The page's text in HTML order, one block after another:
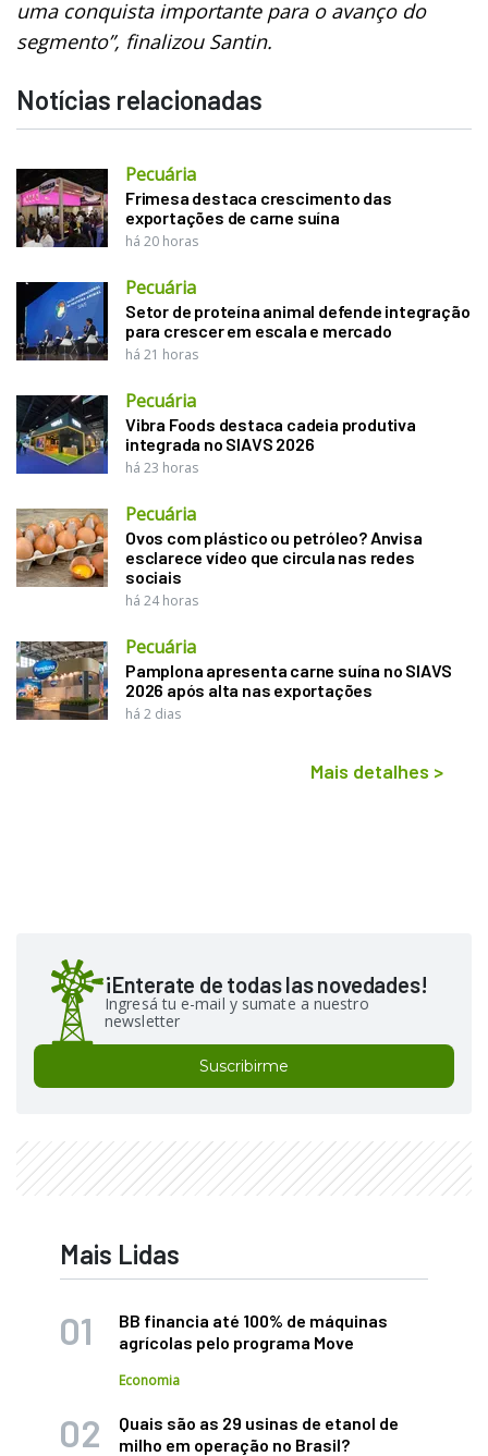
uma conquista importante para o avanço do
segmento”, finalizou Santin.
Notícias relacionadas
Pecuária
Frimesa destaca crescimento das
exportações de carne suína
há 20 horas
Pecuária
Setor de proteína animal defende integração
para crescer em escala e mercado
há 21 horas
Pecuária
Vibra Foods destaca cadeia produtiva
integrada no SIAVS 2026
há 23 horas
Pecuária
Ovos com plástico ou petróleo? Anvisa
esclarece vídeo que circula nas redes
sociais
há 24 horas
Pecuária
Pamplona apresenta carne suína no SIAVS
2026 após alta nas exportações
há 2 dias
Mais detalhes >
¡Enterate de todas las novedades!
Ingresá tu e-mail y sumate a nuestro
newsletter
Suscribirme
Mais Lidas
BB financia até 100% de máquinas
agrícolas pelo programa Move
Economia
Quais são as 29 usinas de etanol de
milho em operação no Brasil?